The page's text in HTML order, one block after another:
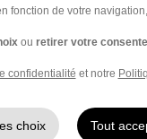
H/F
fonction de votre
ou retirer votre
confidentialité et notre
choix Tout